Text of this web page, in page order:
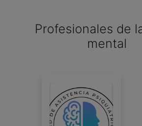
Profesionales de
mental